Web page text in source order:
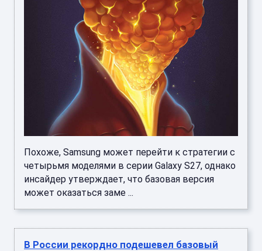
Похоже, Samsung может перейти к стратегии с
четырьмя моделями в серии Galaxy S27, однако
инсайдер утверждает, что базовая версия
может оказаться заме ...
В России рекордно подешевел базовый